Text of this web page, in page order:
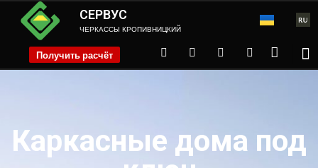
СЕРВУС
ЧЕРКАССЫ КРОПИВНИЦКИЙ
Получить расчёт phone
Каркасные дома под